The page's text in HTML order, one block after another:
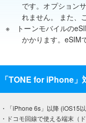
です。オプション
れません。 また、
※
トーンモバイルの
かかります。eSIM
「TONE for iPhone」
・「iPhone 6s」以降 (iOS15
・ドコモ回線で使える端末（